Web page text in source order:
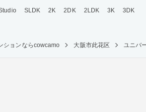
SLDK 2K 2DK 2LDK 3K
3DK
ションならcowcamo 大阪市此花区 ユニバ